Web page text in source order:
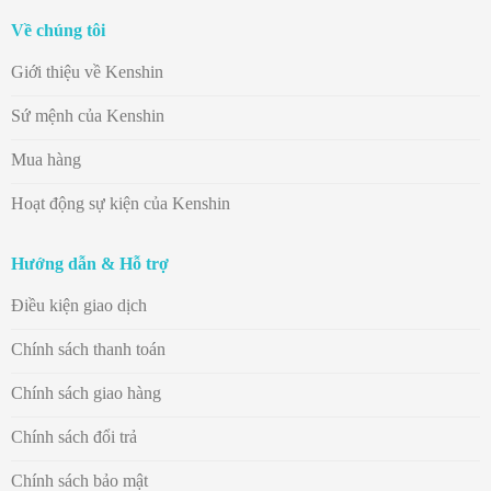
Về chúng tôi
Giới thiệu về Kenshin
Sứ mệnh của Kenshin
Mua hàng
Hoạt động sự kiện của Kenshin
Hướng dẫn & Hỗ trợ
Điều kiện giao dịch
Chính sách thanh toán
Chính sách giao hàng
Chính sách đổi trả
Chính sách bảo mật